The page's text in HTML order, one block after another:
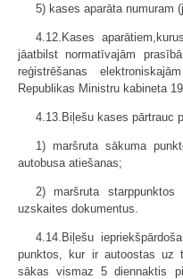
5) kases aparāta numuram
4.12.Kases
jāatbilst normatīvajām
reģistrēšanas
Republikas Ministru kabineta
4.13.Biļešu kases pārtrauc
1) maršruta sākuma
autobusa atiešanas;
2) maršruta
uzskaites dokumentus.
4.14.Biļešu
punktos, kur ir autoostas uz
sākas vismaz 5 diennaktis